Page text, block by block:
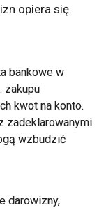
opiera się
bankowe w
zakupu
kwot na konto.
zadeklarowanymi
wzbudzić
darowizny,